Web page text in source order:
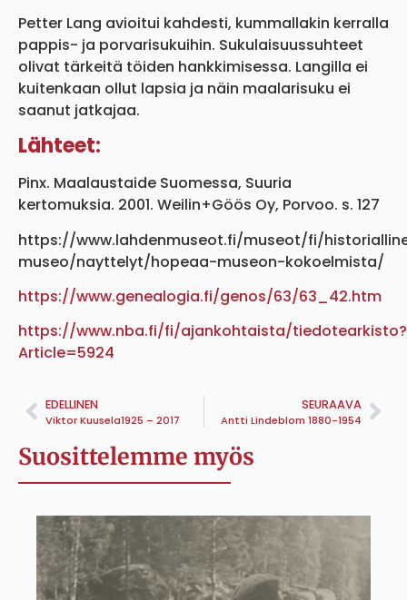
Petter Lang avioitui kahdesti, kummallakin kerralla
pappis- ja porvarisukuihin. Sukulaisuussuhteet
olivat tärkeitä töiden hankkimisessa. Langilla ei
kuitenkaan ollut lapsia ja näin maalarisuku ei
saanut jatkajaa.
Lähteet:
Pinx. Maalaustaide Suomessa, Suuria
kertomuksia. 2001. Weilin+Göös Oy, Porvoo. s. 127
https://www.lahdenmuseot.fi/museot/fi/
museo/nayttelyt/hopeaa-museon-kokoelmista/
https://www.genealogia.fi/genos/63/63_42.htm
https://www.nba.fi/fi/ajankohtaista/tiedotearkisto?
Article=5924
EDELLINEN
Viktor Kuusela1925 – 2017
SEURAAVA
Antti Lindeblom 1880-1954
Suosittelemme myös